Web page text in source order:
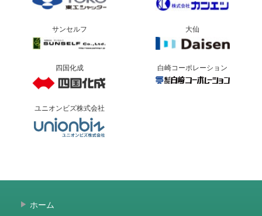
サンセルフ 大仙
四国化成 白崎コーポレーション
ユニオンビズ株式会社
ホーム